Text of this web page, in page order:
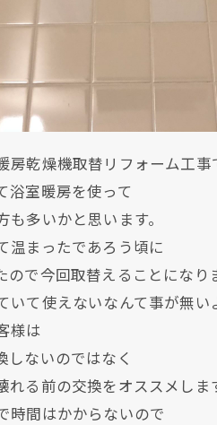
乾燥機取替リフォーム工事
浴室暖房を使って
多いかと思います。
温まったであろう頃に
で今回取替えることになり
いて使えないなんて事が無い
様は
しないのではなく
れる前の交換をオススメしま
時間はかからないので